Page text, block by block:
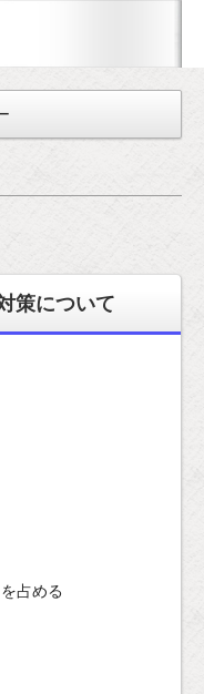
策について
占める